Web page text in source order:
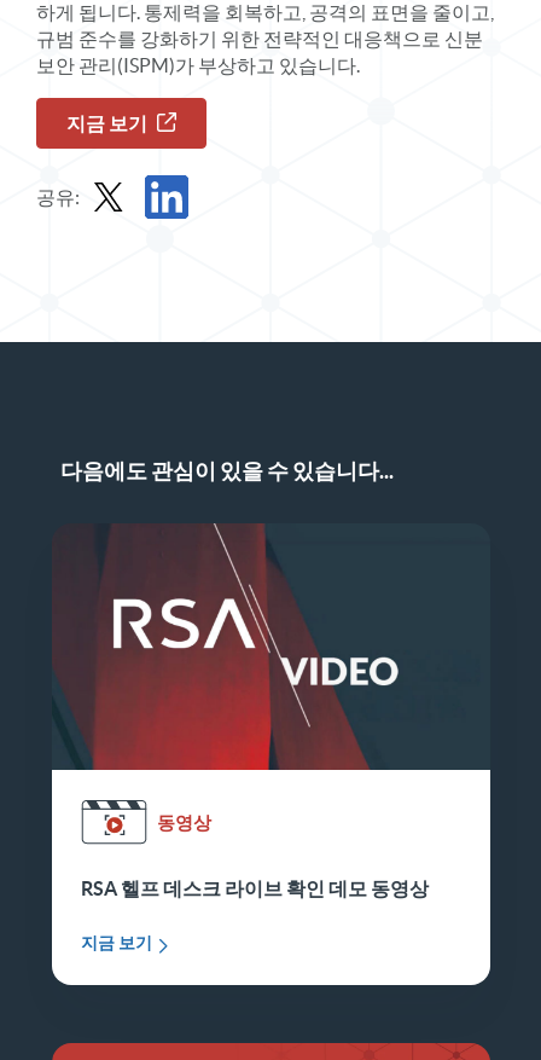
하게 됩니다. 통제력을 회복하고, 공격의 표면을 줄이고,
규범 준수를 강화하기 위한 전략적인 대응책으로 신분
보안 관리(ISPM)가 부상하고 있습니다.
지금 보기
공유:
다음에도 관심이 있을 수 있습니다...
동영상
RSA 헬프 데스크 라이브 확인 데모 동영상
지금 보기